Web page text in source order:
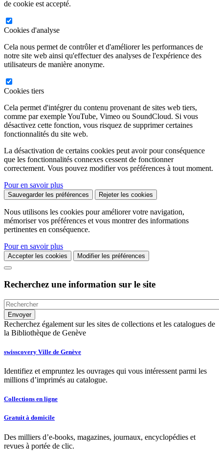
de cookie est accepté.
Cookies d'analyse
Cela nous permet de contrôler et d'améliorer les performances de
notre site web ainsi qu'effectuer des analyses de l'expérience des
utilisateurs de manière anonyme.
Cookies tiers
Cela permet d'intégrer du contenu provenant de sites web tiers,
comme par exemple YouTube, Vimeo ou SoundCloud. Si vous
désactivez cette fonction, vous risquez de supprimer certaines
fonctionnalités du site web.
La désactivation de certains cookies peut avoir pour conséquence
que les fonctionnalités connexes cessent de fonctionner
correctement. Vous pouvez modifier vos préférences à tout moment.
Pour en savoir plus
Sauvegarder les préférences Rejeter les cookies
Nous utilisons les cookies pour améliorer votre navigation,
mémoriser vos préférences et vous montrer des informations
pertinentes en conséquence.
Pour en savoir plus
Accepter les cookies Modifier les préférences
Recherchez une information sur le site
Recherchez également sur les sites de collections et les catalogues de
la Bibliothèque de Genève
swisscovery Ville de Genève
Identifiez et empruntez les ouvrages qui vous intéressent parmi les
millions d’imprimés au catalogue.
Collections en ligne
Gratuit à domicile
Des milliers d’e-books, magazines, journaux, encyclopédies et
revues à portée de clic.